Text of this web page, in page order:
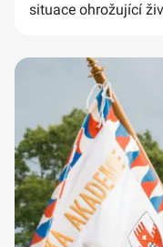
situace ohrožující